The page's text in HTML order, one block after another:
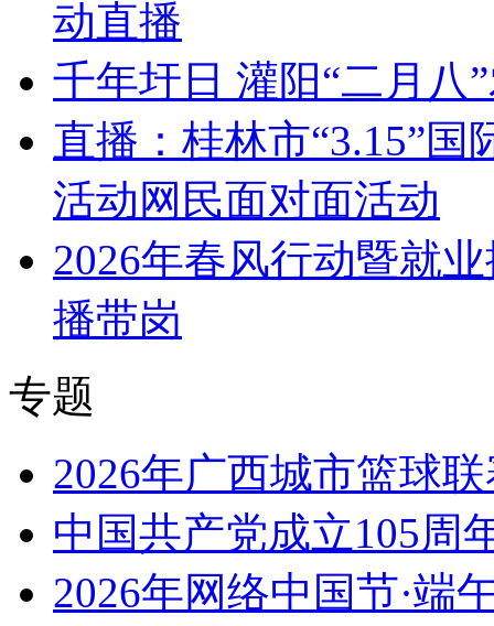
动直播
千年圩日 灌阳“二月八
直播：桂林市“3.15”
活动网民面对面活动
2026年春风行动暨就
播带岗
专题
2026年广西城市篮球
中国共产党成立105周
2026年网络中国节·端